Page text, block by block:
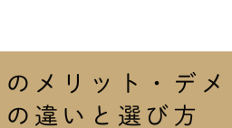
のメリット・デ
違いと選び方